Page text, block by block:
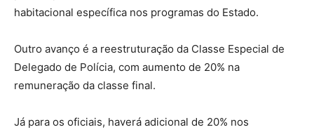
habitacional específica nos programas do Estado.
Outro avanço é a reestruturação da Classe Especial de
Delegado de Polícia, com aumento de 20% na
remuneração da classe final.
Já para os oficiais, haverá adicional de 20% nos